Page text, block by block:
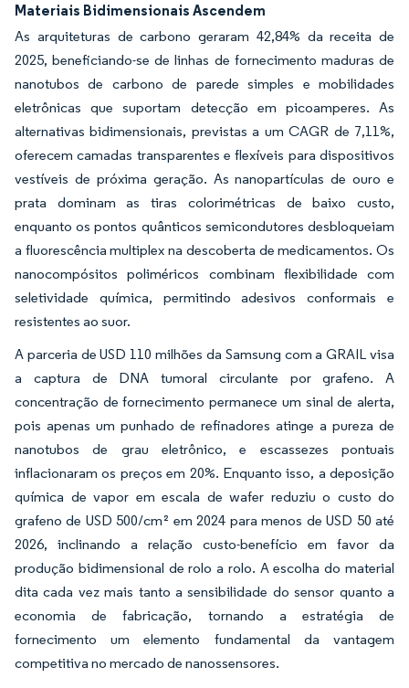
Materiais Bidimensionais Ascendem
As arquiteturas de carbono geraram 42,84% da receita de
2025, beneficiando-se de linhas de fornecimento maduras de
nanotubos de carbono de parede simples e mobilidades
eletrônicas que suportam detecção em picoamperes. As
alternativas bidimensionais, previstas a um CAGR de 7,11%,
oferecem camadas transparentes e flexíveis para dispositivos
vestíveis de próxima geração. As nanopartículas de ouro e
prata dominam as tiras colorimétricas de baixo custo,
enquanto os pontos quânticos semicondutores desbloqueiam
a fluorescência multiplex na descoberta de medicamentos. Os
nanocompósitos poliméricos combinam flexibilidade com
seletividade química, permitindo adesivos conformais e
resistentes ao suor.
A parceria de USD 110 milhões da Samsung com a GRAIL visa
a captura de DNA tumoral circulante por grafeno. A
concentração de fornecimento permanece um sinal de alerta,
pois apenas um punhado de refinadores atinge a pureza de
nanotubos de grau eletrônico, e escassezes pontuais
inflacionaram os preços em 20%. Enquanto isso, a deposição
química de vapor em escala de wafer reduziu o custo do
grafeno de USD 500/cm² em 2024 para menos de USD 50 até
2026, inclinando a relação custo-benefício em favor da
produção bidimensional de rolo a rolo. A escolha do material
dita cada vez mais tanto a sensibilidade do sensor quanto a
economia de fabricação, tornando a estratégia de
fornecimento um elemento fundamental da vantagem
competitiva no mercado de nanossensores.